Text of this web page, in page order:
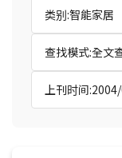
类别:智能家居
查找模式:全文
上刊时间